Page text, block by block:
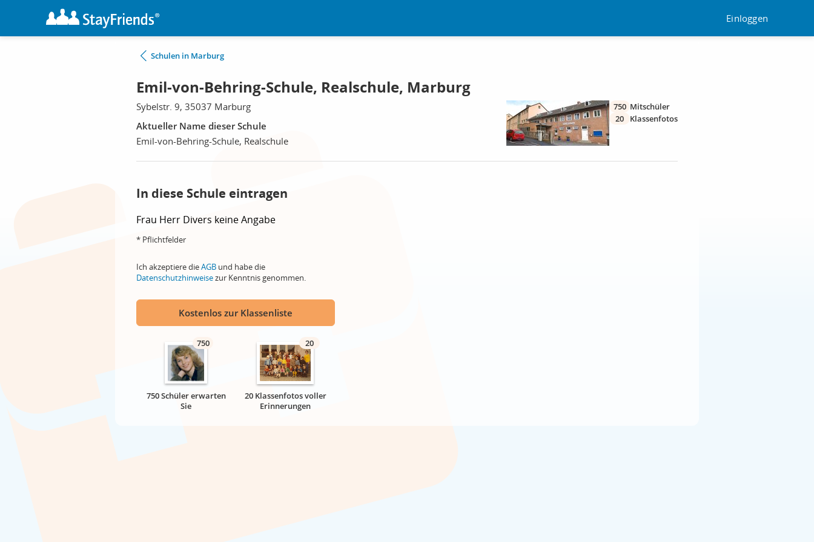
Einloggen
Schulen in Marburg
Emil-von-Behring-Schule, Realschule, Marburg
Sybelstr. 9, 35037 Marburg
Aktueller Name dieser Schule
Emil-von-Behring-Schule, Realschule
750 Mitschüler
20
Klassenfotos
In diese Schule eintragen
Frau Herr Divers keine Angabe
* Pflichtfelder
Ich akzeptiere dieAGB und habe die
Datenschutzhinweisezur Kenntnis genommen.
Kostenlos zur Klassenliste
750
750 Schüler erwarten
Sie
20
20 Klassenfotos voller
Erinnerungen